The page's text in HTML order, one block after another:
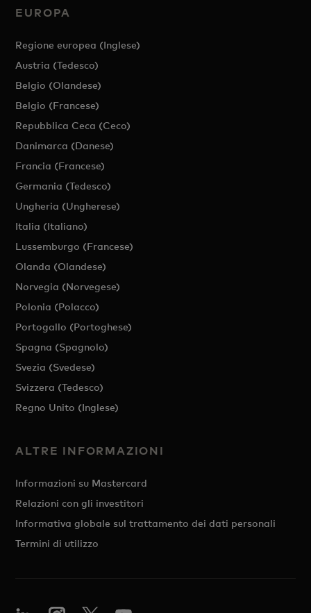
EUROPA
Regione europea (Inglese)
Austria (Tedesco)
Belgio (Olandese)
Belgio (Francese)
Repubblica Ceca (Ceco)
Danimarca (Danese)
Francia (Francese)
Germania (Tedesco)
Ungheria (Ungherese)
Italia (Italiano)
Lussemburgo (Francese)
Olanda (Olandese)
Norvegia (Norvegese)
Polonia (Polacco)
Portogallo (Portoghese)
Spagna (Spagnolo)
Svezia (Svedese)
Svizzera (Tedesco)
Regno Unito (Inglese)
ALTRE INFORMAZIONI
Informazioni su Mastercard
Relazioni con gli investitori
Informativa globale sul trattamento dei dati personali
Termini di utilizzo